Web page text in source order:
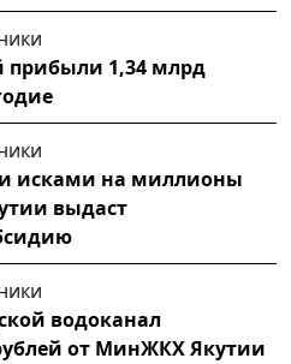
прибыли 1,34 млрд
исками на миллионы
выдаст
водоканал
от МинЖКХ Якутии